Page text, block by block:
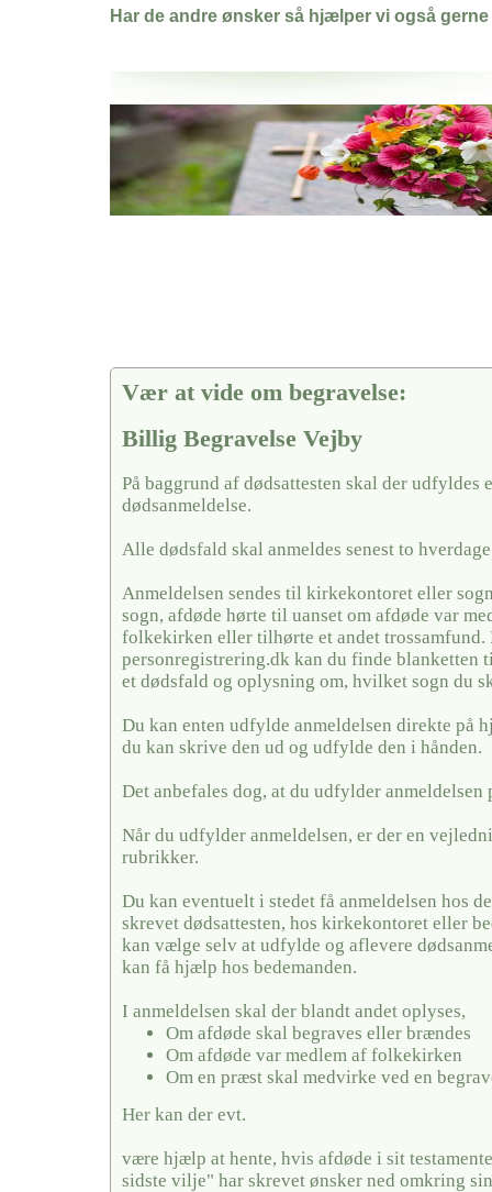
Har de andre ønsker så hjælper vi også gerne
Her hos os får du altid en god afslutning når det gælder
Billig Begravelse Vejby
vi hjælper i alle faser af begravelsel
Vær at vide om begravelse:
Billig Begravelse Vejby
På baggrund af dødsattesten skal der udfyldes
dødsanmeldelse.
Alle dødsfald skal anmeldes senest to
Anmeldelsen sendes til kirkekontoret eller
sogn, afdøde hørte til uanset om afdøde var
folkekirken eller tilhørte et andet trossamfund.
personregistrering.dk kan du finde blanketten
et dødsfald og oplysning om, hvilket sogn du
Du kan enten udfylde anmeldelsen direkte på
du kan skrive den ud og udfylde den i hånden.
Det anbefales dog, at du udfylder anmeldelsen
Når du udfylder anmeldelsen, er der en
rubrikker.
Du kan eventuelt i stedet få anmeldelsen hos
skrevet dødsattesten, hos kirkekontoret eller
kan vælge selv at udfylde og aflevere
kan få hjælp hos bedemanden.
I anmeldelsen skal der blandt andet oplyses,
Om afdøde skal begraves eller brændes
Om afdøde var medlem af folkekirken
Om en præst skal medvirke ved en
Her kan der evt.
være hjælp at hente, hvis afdøde i sit
sidste vilje" har skrevet ønsker ned omkring